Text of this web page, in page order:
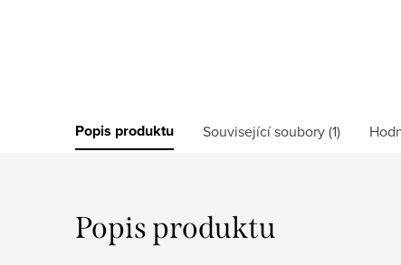
Popis produktu Související soubory (1)
Popis produktu